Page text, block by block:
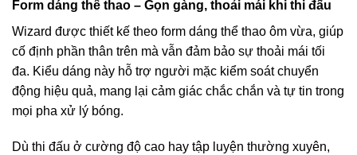
Form dáng thể thao – Gọn gàng, thoải mái khi thi đấu
Wizard được thiết kế theo form dáng thể thao ôm vừa, giúp
cố định phần thân trên mà vẫn đảm bảo sự thoải mái tối
đa. Kiểu dáng này hỗ trợ người mặc kiểm soát chuyển
động hiệu quả, mang lại cảm giác chắc chắn và tự tin trong
mọi pha xử lý bóng.
Dù thi đấu ở cường độ cao hay tập luyện thường xuyên,